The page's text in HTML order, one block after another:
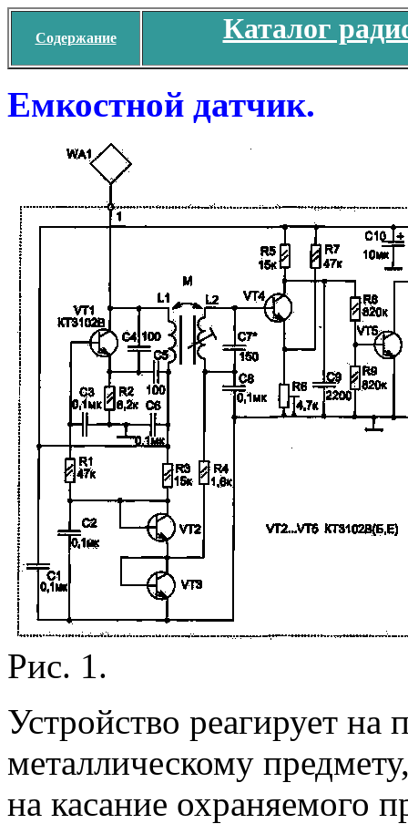
Содержание Каталог
Емкостной датчик.
Рис. 1.
Устройство реагирует
металлическому
на касание охраняемого